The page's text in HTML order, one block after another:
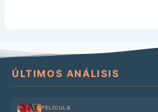
ÚLTIMOS ANÁLISIS
PELÍCULA